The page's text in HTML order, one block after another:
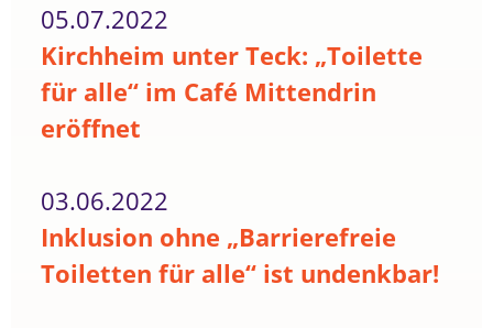
05.07.2022
Kirchheim unter Teck: „Toilette
für alle“ im Café Mittendrin
eröffnet
03.06.2022
Inklusion ohne „Barrierefreie
Toiletten für alle“ ist undenkbar!